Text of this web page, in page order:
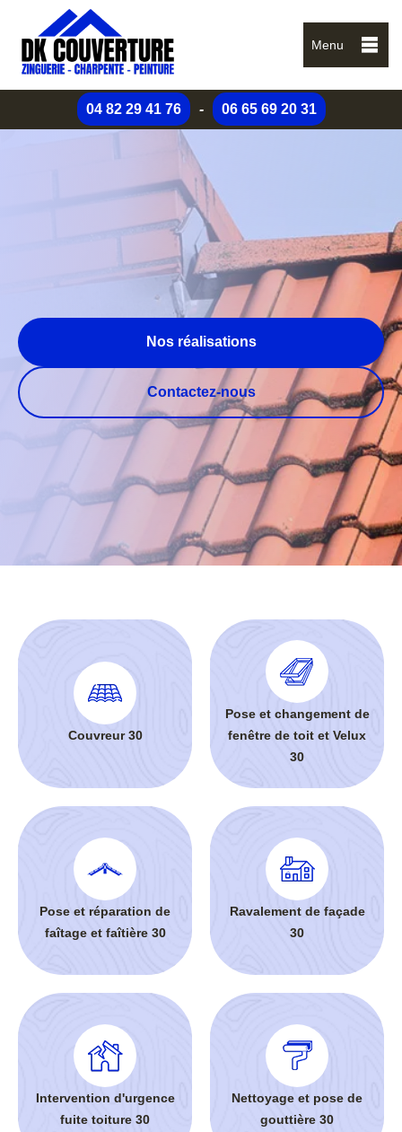
Menu
04 82 29 41 76 - 06 65 69 20 31
Nos réalisations
Contactez-nous
Couvreur 30
Pose et changement de
fenêtre de toit et Velux
30
Pose et réparation de
faîtage et faîtière 30
Ravalement de façade
30
Intervention d'urgence
fuite toiture 30
Nettoyage et pose de
gouttière 30